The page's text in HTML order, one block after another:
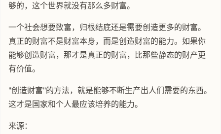
够的，这个世界就没有那么多财富。
一个社会想要致富，归根结底还是需要创造更多的财富。
真正的财富不是财富本身，而是创造财富的能力。如果你
能够创造财富，那才是真正的财富，比那些静态的财产更
有价值。
"创造财富"的方法，就是能够不断生产出人们需要的东西。
这才是国家和个人最应该培养的能力。
来源：